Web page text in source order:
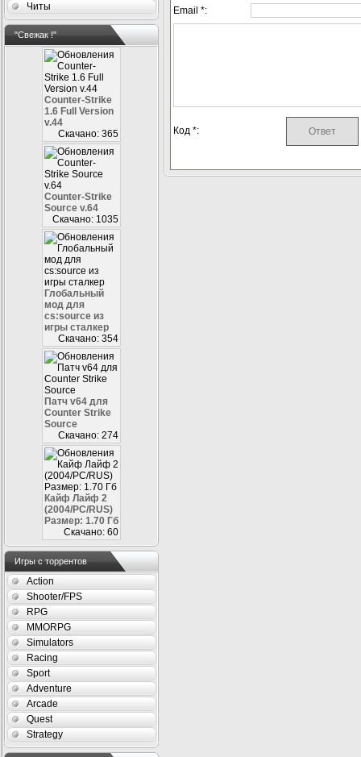
Читы
"Свежак !"
Counter-Strike
1.6 Full Version
v.44
Скачано: 365
Counter-Strike
Source v.64
Скачано: 1035
Глобальный
мод для
cs:source из
игры сталкер
Скачано: 354
Патч v64 для
Counter Strike
Source
Скачано: 274
Кайф Лайф 2
(2004/PC/RUS)
Размер: 1.70 Гб
Скачано: 60
Игры с торрентов
Action
Shooter/FPS
RPG
MMORPG
Simulators
Racing
Sport
Adventure
Arcade
Quest
Strategy
Email *:
Код *: